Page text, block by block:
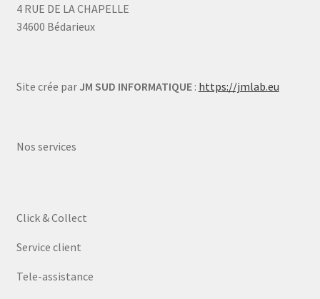
4 RUE DE LA CHAPELLE
34600 Bédarieux
Site crée par JM SUD INFORMATIQUE: https://jmlab.eu
Nos services
Click & Collect
Service client
Tele-assistance